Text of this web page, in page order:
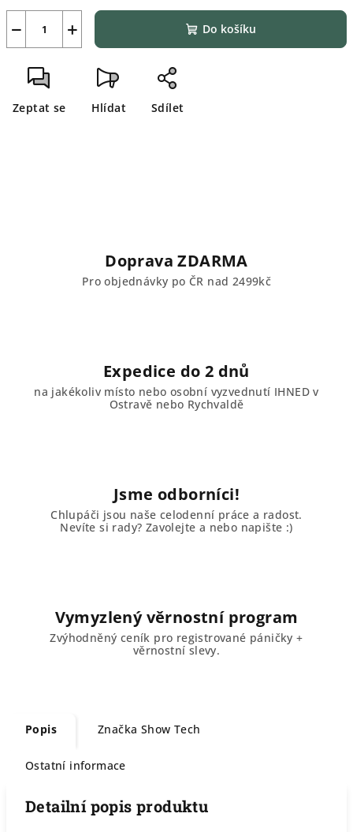
+
− Do košíku
Zeptat se Hlídat Sdílet
Doprava ZDARMA
Pro objednávky po ČR nad 2499kč
Expedice do 2 dnů
na jakékoliv místo nebo osobní vyzvednutí IHNED v
Ostravě nebo Rychvaldě
Jsme odborníci!
Chlupáči jsou naše celodenní práce a radost.
Nevíte si rady? Zavolejte a nebo napište :)
Vymyzlený věrnostní program
Zvýhodněný ceník pro registrované páničky +
věrnostní slevy.
Popis Značka Show Tech
Ostatní informace
Detailní popis produktu